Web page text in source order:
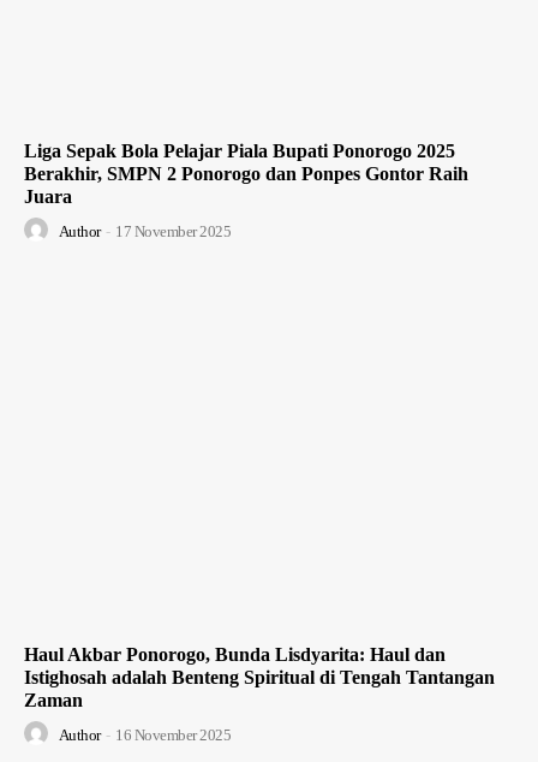
Liga Sepak Bola Pelajar Piala Bupati Ponorogo 2025
Berakhir, SMPN 2 Ponorogo dan Ponpes Gontor Raih
Juara
Author - 17 November 2025
Haul Akbar Ponorogo, Bunda Lisdyarita: Haul dan
Istighosah adalah Benteng Spiritual di Tengah Tantangan
Zaman
Author - 16 November 2025